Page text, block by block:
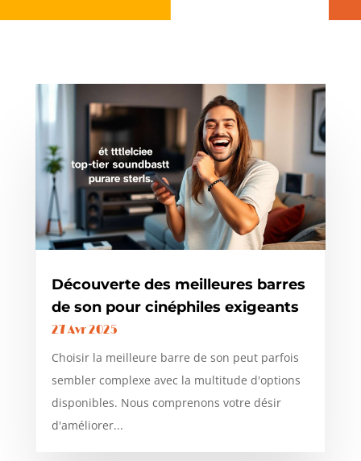
Découverte des meilleures barres
de son pour cinéphiles exigeants
27 Avr 2025
Choisir la meilleure barre de son peut parfois
sembler complexe avec la multitude d'options
disponibles. Nous comprenons votre désir
d'améliorer...